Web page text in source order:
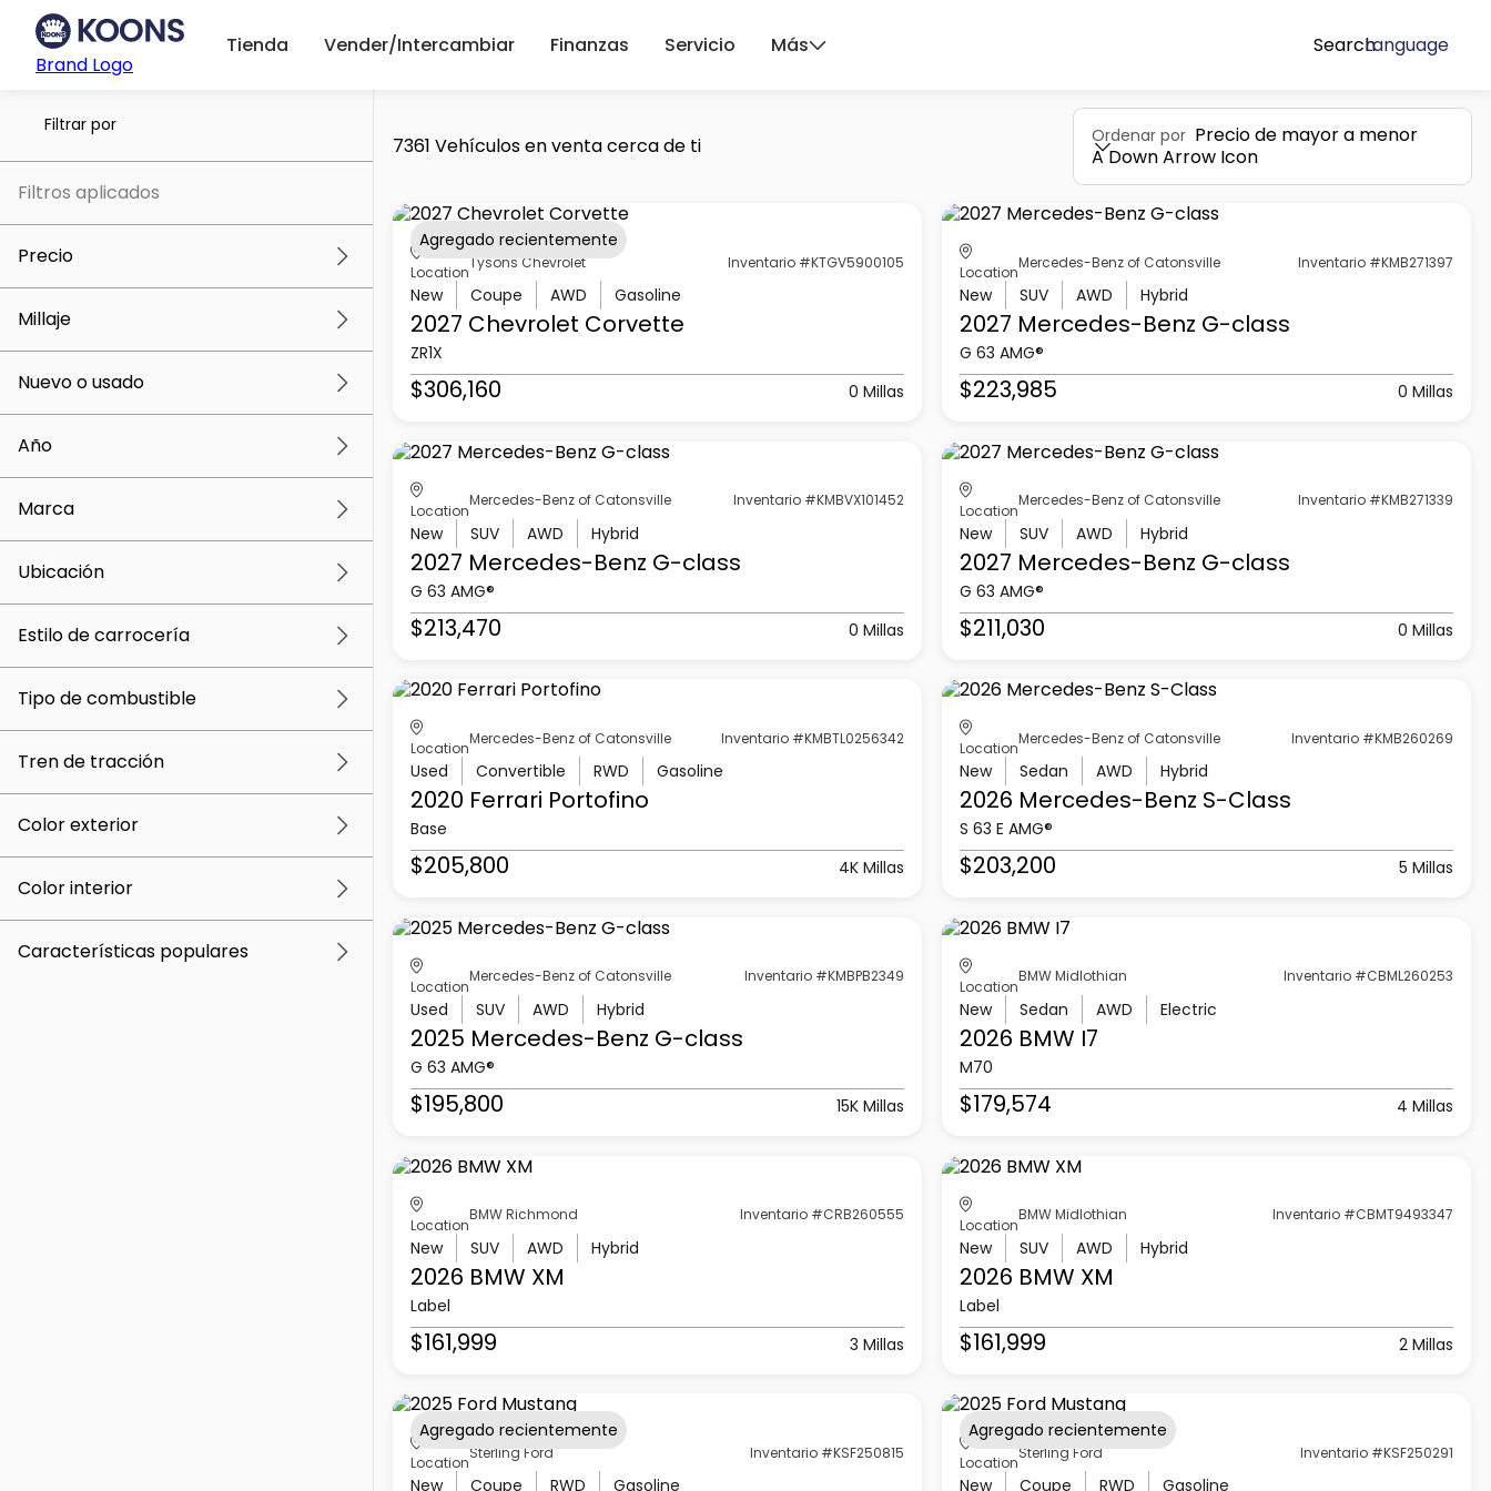
Brand Logo
Tienda Vender/Intercambiar Finanzas Servicio Más SearchLanguage
Filtrar por
Filtros aplicados
Precio
$5k $307k
Millaje
0 mi 259k mi
Nuevo o usado
Año
Marca
Ubicación
Estilo de carrocería
Tipo de combustible
Tren de tracción
Color exterior
Color interior
Características populares
7361 Vehículos en venta cerca de ti Ordenar por Precio de mayor a menor
A Down Arrow Icon
Location
Tysons Chevrolet Inventario #KTGV5900105
New Coupe AWD Gasoline
2027 Chevrolet Corvette
ZR1X
$306,160 0 Millas
Agregado recientemente
Location
Mercedes-Benz of Catonsville Inventario #KMB271397
New SUV AWD Hybrid
2027 Mercedes-Benz G-class
G 63 AMG®
$223,985 0 Millas
Location
Mercedes-Benz of Catonsville Inventario #KMBVX101452
New SUV AWD Hybrid
2027 Mercedes-Benz G-class
G 63 AMG®
$213,470 0 Millas
Location
Mercedes-Benz of Catonsville Inventario #KMB271339
New SUV AWD Hybrid
2027 Mercedes-Benz G-class
G 63 AMG®
$211,030 0 Millas
Location
Mercedes-Benz of Catonsville Inventario #KMBTL0256342
Used Convertible RWD Gasoline
2020 Ferrari Portofino
Base
$205,800 4K Millas
Location
Mercedes-Benz of Catonsville Inventario #KMB260269
New Sedan AWD Hybrid
2026 Mercedes-Benz S-Class
S 63 E AMG®
$203,200 5 Millas
Location
Mercedes-Benz of Catonsville Inventario #KMBPB2349
Used SUV AWD Hybrid
2025 Mercedes-Benz G-class
G 63 AMG®
$195,800 15K Millas
Location
BMW Midlothian Inventario #CBML260253
New Sedan AWD Electric
2026 BMW I7
M70
$179,574 4 Millas
Location
BMW Richmond Inventario #CRB260555
New SUV AWD Hybrid
2026 BMW XM
Label
$161,999 3 Millas
Location
BMW Midlothian Inventario #CBMT9493347
New SUV AWD Hybrid
2026 BMW XM
Label
$161,999 2 Millas
Location
Sterling Ford Inventario #KSF250815
New Coupe RWD Gasoline
Agregado recientemente
Location
Sterling Ford Inventario #KSF250291
New Coupe RWD Gasoline
Agregado recientemente